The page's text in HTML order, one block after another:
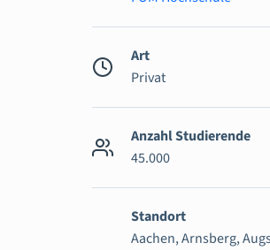
Art
Privat
Anzahl Studierende
45.000
Standort
Aachen, Arnsberg,